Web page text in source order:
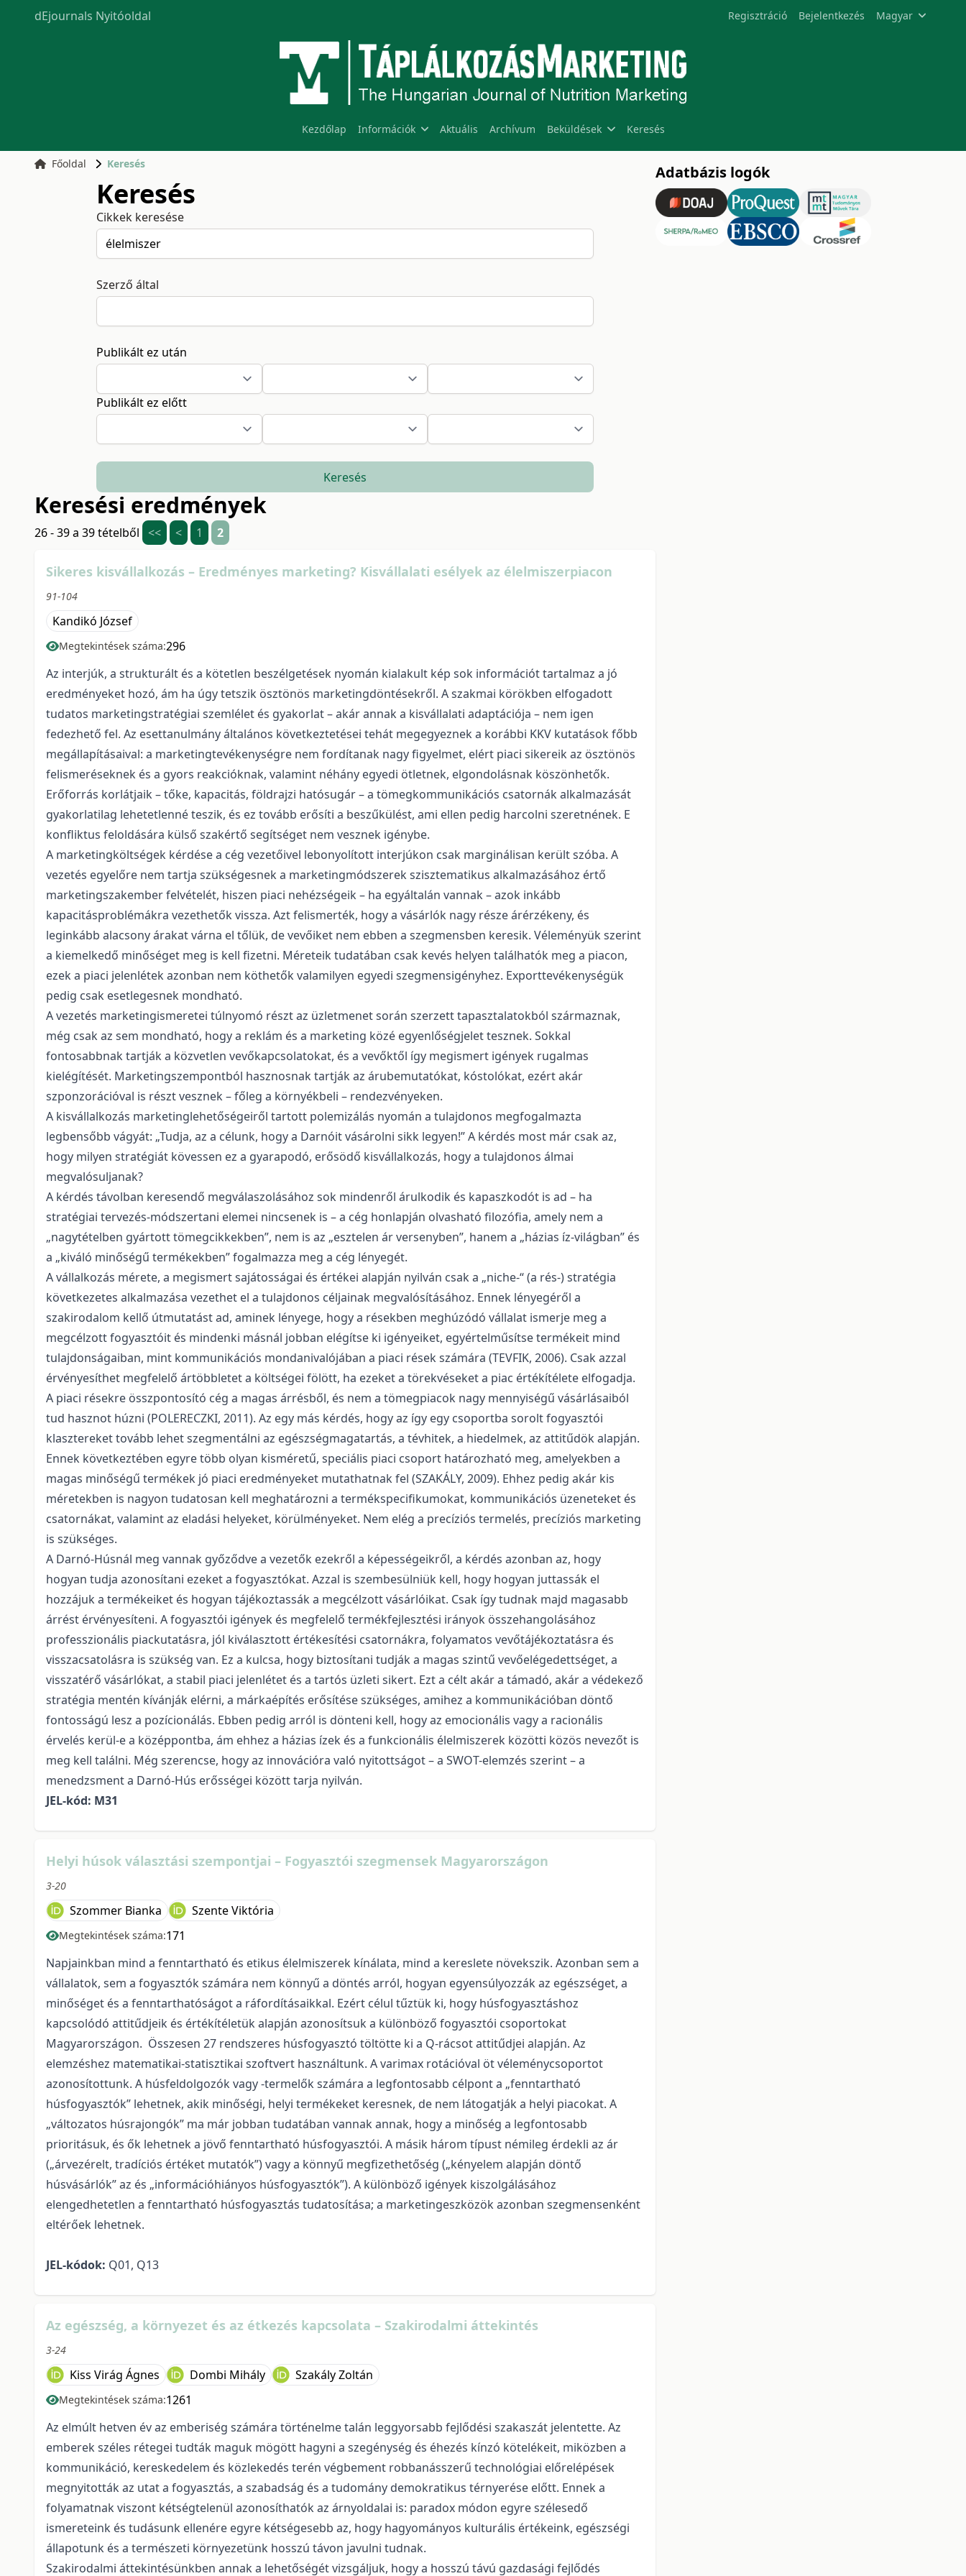
dEjournals Nyitóoldal Regisztráció Bejelentkezés Magyar
Kezdőlap Információk Aktuális Archívum Beküldések Keresés
Főoldal Keresés
Keresés
Cikkek keresése
Szerző által
Publikált ez után
Publikált ez előtt
Keresés
Keresési eredmények
26 - 39 a 39 tételből << < 1 2
Sikeres kisvállalkozás – Eredményes marketing? Kisvállalati esélyek az élelmiszerpiacon
91-104
Kandikó József
Megtekintések száma:296
Az interjúk, a strukturált és a kötetlen beszélgetések nyomán kialakult kép sok információt tartalmaz a jó
eredményeket hozó, ám ha úgy tetszik ösztönös marketingdöntésekről. A szakmai körökben elfogadott
tudatos marketingstratégiai szemlélet és gyakorlat – akár annak a kisvállalati adaptációja – nem igen
fedezhető fel. Az esettanulmány általános következtetései tehát megegyeznek a korábbi KKV kutatások főbb
megállapításaival: a marketingtevékenységre nem fordítanak nagy figyelmet, elért piaci sikereik az ösztönös
felismeréseknek és a gyors reakcióknak, valamint néhány egyedi ötletnek, elgondolásnak köszönhetők.
Erőforrás korlátjaik – tőke, kapacitás, földrajzi hatósugár – a tömegkommunikációs csatornák alkalmazását
gyakorlatilag lehetetlenné teszik, és ez tovább erősíti a beszűkülést, ami ellen pedig harcolni szeretnének. E
konfliktus feloldására külső szakértő segítséget nem vesznek igénybe.
A marketingköltségek kérdése a cég vezetőivel lebonyolított interjúkon csak marginálisan került szóba. A
vezetés egyelőre nem tartja szükségesnek a marketingmódszerek szisztematikus alkalmazásához értő
marketingszakember felvételét, hiszen piaci nehézségeik – ha egyáltalán vannak – azok inkább
kapacitásproblémákra vezethetők vissza. Azt felismerték, hogy a vásárlók nagy része árérzékeny, és
leginkább alacsony árakat várna el tőlük, de vevőiket nem ebben a szegmensben keresik. Véleményük szerint
a kiemelkedő minőséget meg is kell fizetni. Méreteik tudatában csak kevés helyen találhatók meg a piacon,
ezek a piaci jelenlétek azonban nem köthetők valamilyen egyedi szegmensigényhez. Exporttevékenységük
pedig csak esetlegesnek mondható.
A vezetés marketingismeretei túlnyomó részt az üzletmenet során szerzett tapasztalatokból származnak,
még csak az sem mondható, hogy a reklám és a marketing közé egyenlőségjelet tesznek. Sokkal
fontosabbnak tartják a közvetlen vevőkapcsolatokat, és a vevőktől így megismert igények rugalmas
kielégítését. Marketingszempontból hasznosnak tartják az árubemutatókat, kóstolókat, ezért akár
szponzorációval is részt vesznek – főleg a környékbeli – rendezvényeken.
A kisvállalkozás marketinglehetőségeiről tartott polemizálás nyomán a tulajdonos megfogalmazta
legbensőbb vágyát: „Tudja, az a célunk, hogy a Darnóit vásárolni sikk legyen!” A kérdés most már csak az,
hogy milyen stratégiát kövessen ez a gyarapodó, erősödő kisvállalkozás, hogy a tulajdonos álmai
megvalósuljanak?
A kérdés távolban keresendő megválaszolásához sok mindenről árulkodik és kapaszkodót is ad – ha
stratégiai tervezés-módszertani elemei nincsenek is – a cég honlapján olvasható filozófia, amely nem a
„nagytételben gyártott tömegcikkekben”, nem is az „esztelen ár versenyben”, hanem a „házias íz-világban” és
a „kiváló minőségű termékekben” fogalmazza meg a cég lényegét.
A vállalkozás mérete, a megismert sajátosságai és értékei alapján nyilván csak a „niche-“ (a rés-) stratégia
következetes alkalmazása vezethet el a tulajdonos céljainak megvalósításához. Ennek lényegéről a
szakirodalom kellő útmutatást ad, aminek lényege, hogy a résekben meghúzódó vállalat ismerje meg a
megcélzott fogyasztóit és mindenki másnál jobban elégítse ki igényeiket, egyértelműsítse termékeit mind
tulajdonságaiban, mint kommunikációs mondanivalójában a piaci rések számára (TEVFIK, 2006). Csak azzal
érvényesíthet megfelelő ártöbbletet a költségei fölött, ha ezeket a törekvéseket a piac értékítélete elfogadja.
A piaci résekre összpontosító cég a magas árrésből, és nem a tömegpiacok nagy mennyiségű vásárlásaiból
tud hasznot húzni (POLERECZKI, 2011). Az egy más kérdés, hogy az így egy csoportba sorolt fogyasztói
klasztereket tovább lehet szegmentálni az egészségmagatartás, a tévhitek, a hiedelmek, az attitűdök alapján.
Ennek következtében egyre több olyan kisméretű, speciális piaci csoport határozható meg, amelyekben a
magas minőségű termékek jó piaci eredményeket mutathatnak fel (SZAKÁLY, 2009). Ehhez pedig akár kis
méretekben is nagyon tudatosan kell meghatározni a termékspecifikumokat, kommunikációs üzeneteket és
csatornákat, valamint az eladási helyeket, körülményeket. Nem elég a precíziós termelés, precíziós marketing
is szükséges.
A Darnó-Húsnál meg vannak győződve a vezetők ezekről a képességeikről, a kérdés azonban az, hogy
hogyan tudja azonosítani ezeket a fogyasztókat. Azzal is szembesülniük kell, hogy hogyan juttassák el
hozzájuk a termékeiket és hogyan tájékoztassák a megcélzott vásárlóikat. Csak így tudnak majd magasabb
árrést érvényesíteni. A fogyasztói igények és megfelelő termékfejlesztési irányok összehangolásához
professzionális piackutatásra, jól kiválasztott értékesítési csatornákra, folyamatos vevőtájékoztatásra és
visszacsatolásra is szükség van. Ez a kulcsa, hogy biztosítani tudják a magas szintű vevőelégedettséget, a
visszatérő vásárlókat, a stabil piaci jelenlétet és a tartós üzleti sikert. Ezt a célt akár a támadó, akár a védekező
stratégia mentén kívánják elérni, a márkaépítés erősítése szükséges, amihez a kommunikációban döntő
fontosságú lesz a pozícionálás. Ebben pedig arról is dönteni kell, hogy az emocionális vagy a racionális
érvelés kerül-e a középpontba, ám ehhez a házias ízek és a funkcionális élelmiszerek közötti közös nevezőt is
meg kell találni. Még szerencse, hogy az innovációra való nyitottságot – a SWOT-elemzés szerint – a
menedzsment a Darnó-Hús erősségei között tarja nyilván.
JEL-kód: M31
Helyi húsok választási szempontjai – Fogyasztói szegmensek Magyarországon
3-20
Szommer Bianka Szente Viktória
Megtekintések száma:171
Napjainkban mind a fenntartható és etikus élelmiszerek kínálata, mind a kereslete növekszik. Azonban sem a
vállalatok, sem a fogyasztók számára nem könnyű a döntés arról, hogyan egyensúlyozzák az egészséget, a
minőséget és a fenntarthatóságot a ráfordításaikkal. Ezért célul tűztük ki, hogy húsfogyasztáshoz
kapcsolódó attitűdjeik és értékítéletük alapján azonosítsuk a különböző fogyasztói csoportokat
Magyarországon. Összesen 27 rendszeres húsfogyasztó töltötte ki a Q-rácsot attitűdjei alapján. Az
elemzéshez matematikai-statisztikai szoftvert használtunk. A varimax rotációval öt véleménycsoportot
azonosítottunk. A húsfeldolgozók vagy -termelők számára a legfontosabb célpont a „fenntartható
húsfogyasztók” lehetnek, akik minőségi, helyi termékeket keresnek, de nem látogatják a helyi piacokat. A
„változatos húsrajongók” ma már jobban tudatában vannak annak, hogy a minőség a legfontosabb
prioritásuk, és ők lehetnek a jövő fenntartható húsfogyasztói. A másik három típust némileg érdekli az ár
(„árvezérelt, tradíciós értéket mutatók”) vagy a könnyű megfizethetőség („kényelem alapján döntő
húsvásárlók” az és „információhiányos húsfogyasztók”). A különböző igények kiszolgálásához
elengedhetetlen a fenntartható húsfogyasztás tudatosítása; a marketingeszközök azonban szegmensenként
eltérőek lehetnek.
JEL-kódok: Q01, Q13
Az egészség, a környezet és az étkezés kapcsolata – Szakirodalmi áttekintés
3-24
Kiss Virág Ágnes Dombi Mihály Szakály Zoltán
Megtekintések száma:1261
Az elmúlt hetven év az emberiség számára történelme talán leggyorsabb fejlődési szakaszát jelentette. Az
emberek széles rétegei tudták maguk mögött hagyni a szegénység és éhezés kínzó kötelékeit, miközben a
kommunikáció, kereskedelem és közlekedés terén végbement robbanásszerű technológiai előrelépések
megnyitották az utat a fogyasztás, a szabadság és a tudomány demokratikus térnyerése előtt. Ennek a
folyamatnak viszont kétségtelenül azonosíthatók az árnyoldalai is: paradox módon egyre szélesedő
ismereteink és tudásunk ellenére egyre kétségesebb az, hogy hagyományos kulturális értékeink, egészségi
állapotunk és a természeti környezetünk hosszú távon javulni tudnak.
Szakirodalmi áttekintésünkben annak a lehetőségét vizsgáljuk, hogy a hosszú távú gazdasági fejlődés
Adatbázis logók